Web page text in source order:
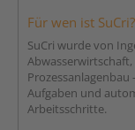
Für wen ist SuCri?
SuCri wurde von
Aufgaben und
Arbeitsschritte.